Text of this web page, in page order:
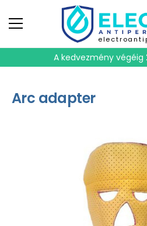
A kedvezmény végéig
Arc adapter